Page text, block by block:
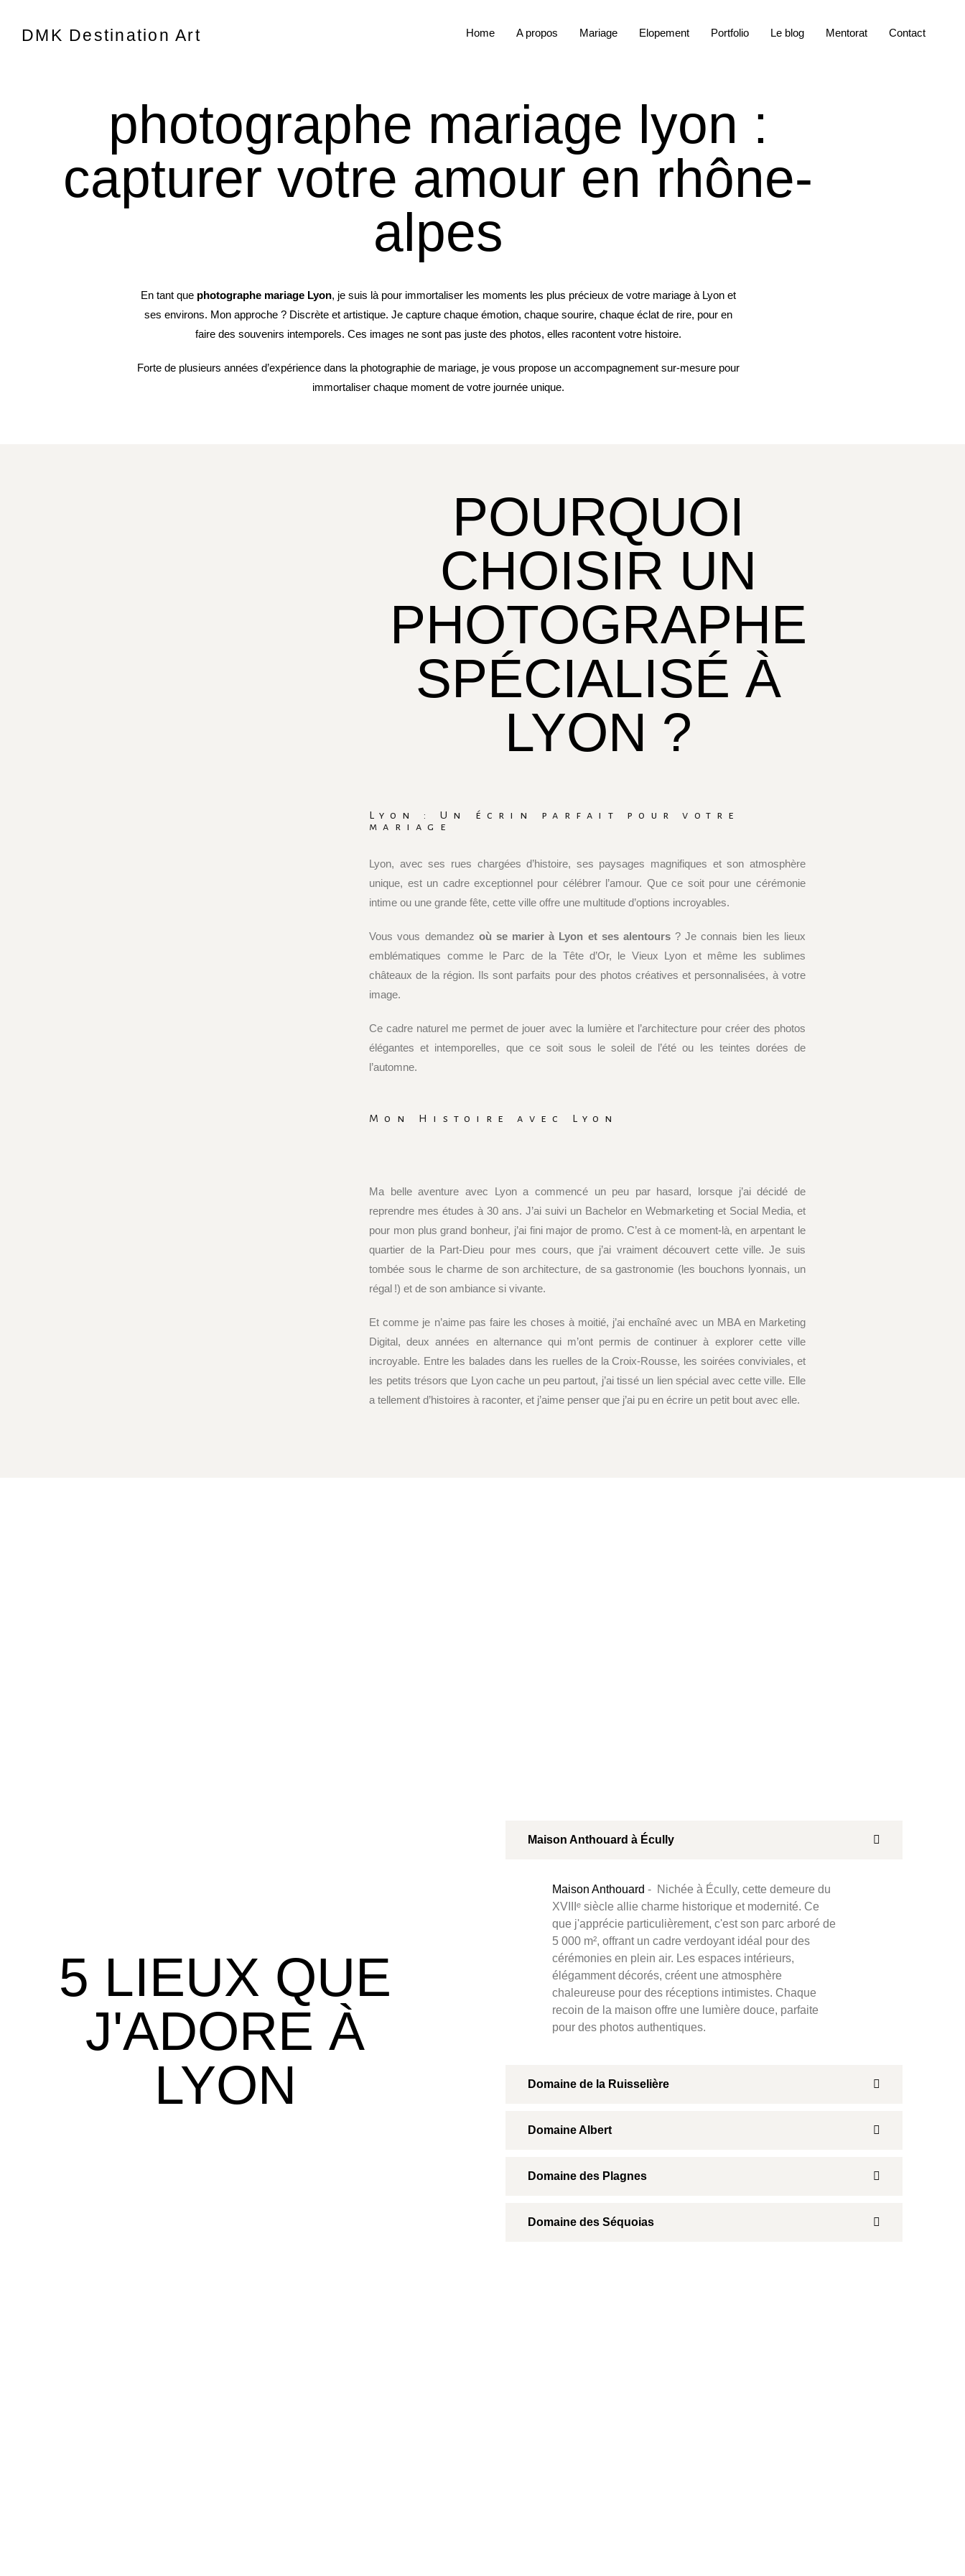
DMK Destination Art Home A propos Mariage Elopement Portfolio Le blog Mentorat Contact
photographe mariage lyon :
capturer votre amour en rhône-
alpes
En tant que photographe mariage Lyon, je suis là pour immortaliser les moments les plus précieux de votre mariage à Lyon et
ses environs. Mon approche ? Discrète et artistique. Je capture chaque émotion, chaque sourire, chaque éclat de rire, pour en
faire des souvenirs intemporels. Ces images ne sont pas juste des photos, elles racontent votre histoire.
Forte de plusieurs années d’expérience dans la photographie de mariage, je vous propose un accompagnement sur-mesure pour
immortaliser chaque moment de votre journée unique.
POURQUOI
CHOISIR UN
PHOTOGRAPHE
SPÉCIALISÉ À
LYON ?
Lyon : Un écrin parfait pour votre
mariage
Lyon, avec ses rues chargées d’histoire, ses paysages magnifiques et son atmosphère
unique, est un cadre exceptionnel pour célébrer l’amour. Que ce soit pour une cérémonie
intime ou une grande fête, cette ville offre une multitude d’options incroyables.
Vous vous demandez où se marier à Lyon et ses alentours? Je connais bien les lieux
emblématiques comme le Parc de la Tête d’Or, le Vieux Lyon et même les sublimes
châteaux de la région. Ils sont parfaits pour des photos créatives et personnalisées, à votre
image.
Ce cadre naturel me permet de jouer avec la lumière et l’architecture pour créer des photos
élégantes et intemporelles, que ce soit sous le soleil de l’été ou les teintes dorées de
l’automne.
Mon Histoire avec Lyon
Ma belle aventure avec Lyon a commencé un peu par hasard, lorsque j’ai décidé de
reprendre mes études à 30 ans. J’ai suivi un Bachelor en Webmarketing et Social Media, et
pour mon plus grand bonheur, j’ai fini major de promo. C’est à ce moment-là, en arpentant le
quartier de la Part-Dieu pour mes cours, que j’ai vraiment découvert cette ville. Je suis
tombée sous le charme de son architecture, de sa gastronomie (les bouchons lyonnais, un
régal !) et de son ambiance si vivante.
Et comme je n’aime pas faire les choses à moitié, j’ai enchaîné avec un MBA en Marketing
Digital, deux années en alternance qui m’ont permis de continuer à explorer cette ville
incroyable. Entre les balades dans les ruelles de la Croix-Rousse, les soirées conviviales, et
les petits trésors que Lyon cache un peu partout, j’ai tissé un lien spécial avec cette ville. Elle
a tellement d’histoires à raconter, et j’aime penser que j’ai pu en écrire un petit bout avec elle.
5 LIEUX QUE
J'ADORE À
LYON
Maison Anthouard à Écully
Maison Anthouard - Nichée à Écully, cette demeure du
XVIIIᵉ siècle allie charme historique et modernité. Ce
que j'apprécie particulièrement, c'est son parc arboré de
5 000 m², offrant un cadre verdoyant idéal pour des
cérémonies en plein air. Les espaces intérieurs,
élégamment décorés, créent une atmosphère
chaleureuse pour des réceptions intimistes. Chaque
recoin de la maison offre une lumière douce, parfaite
pour des photos authentiques.
Domaine de la Ruisselière
Domaine Albert
Domaine des Plagnes
Domaine des Séquoias